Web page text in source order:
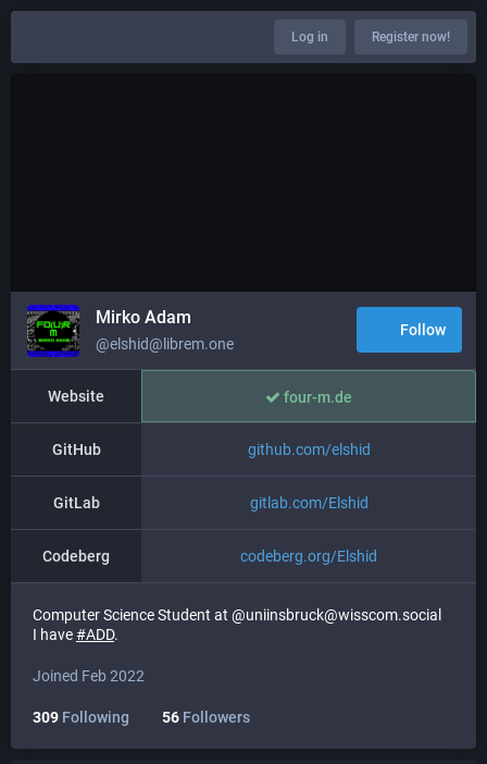
Log in Register now!
Mirko Adam
@elshid@librem.one
Follow
Website four-m.de
GitHub github.com/elshid
GitLab gitlab.com/Elshid
Codeberg codeberg.org/Elshid
Computer Science Student at @uniinsbruck@wisscom.social
I have#ADD.
Joined Feb 2022
309 Following 56 Followers